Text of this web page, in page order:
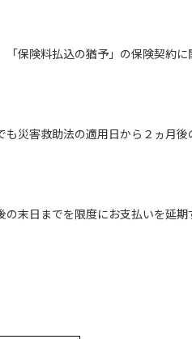
保険料払込の猶予」の保険契約に
災害救助法の適用日から２ヵ月後
末日までを限度にお支払いを延期